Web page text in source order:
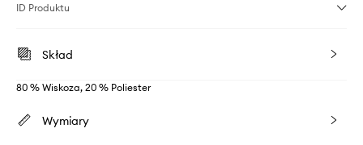
ID Produktu
Skład
80 % Wiskoza, 20 % Poliester
Wymiary